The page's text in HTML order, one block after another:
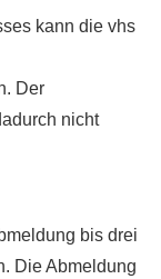
kann die vhs
Der
nicht
bis drei
Die Abmeldung